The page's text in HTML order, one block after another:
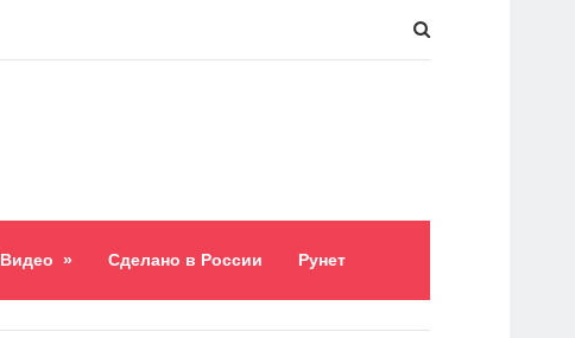
Видео » Сделано в России Рунет